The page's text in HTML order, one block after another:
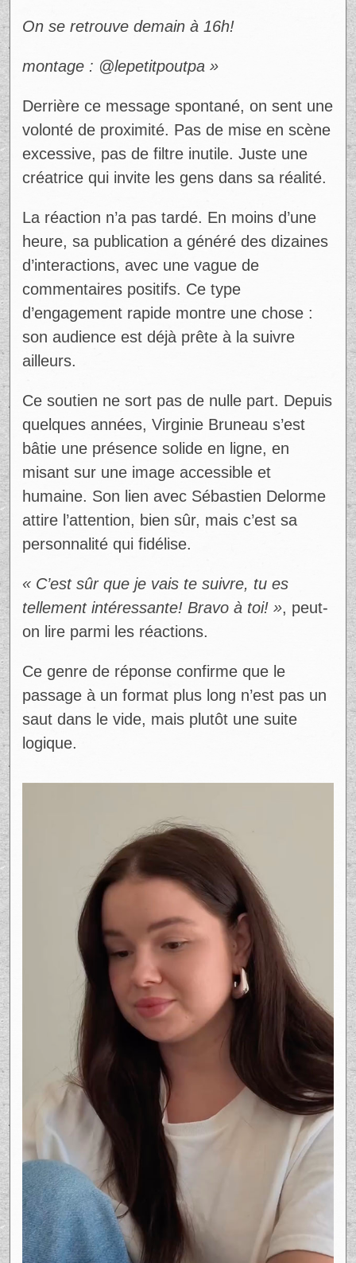
première vidéo YouTube sera enfin en ligne.
(pinch me moment!!)
J’ai tellement hâte de vous partager ce
nouveau projet. C’est un ptit vlog tout
simple où vous allez me suivre dans mon
quotidien : tournage d’un podcast, travail,
J’espère tellement que vous allez aimer! Si
ce n’est pas déjà fait, vous pouvez déjà
aller vous abonner à ma chaîne pour ne
rien manquer, le liens est dans ma bio!!
On se retrouve demain à 16h!
Derrière ce message spontané, on sent une
volonté de proximité. Pas de mise en scène
excessive, pas de filtre inutile. Juste une
créatrice qui invite les gens dans sa réalité.
La réaction n’a pas tardé. En moins d’une
d’interactions, avec une vague de
commentaires positifs. Ce type
d’engagement rapide montre une chose :
ailleurs.
Ad
Ce soutien ne sort pas de nulle part. Depuis
quelques années, Virginie Bruneau s’est
bâtie une présence solide en ligne, en
misant sur une image accessible et
humaine. Son lien avec Sébastien Delorme
attire l’attention, bien sûr, mais c’est sa
personnalité qui fidélise.
« C’est sûr que je vais te suivre, tu es
tellement intéressante! Bravo à toi! »
on lire parmi les réactions.